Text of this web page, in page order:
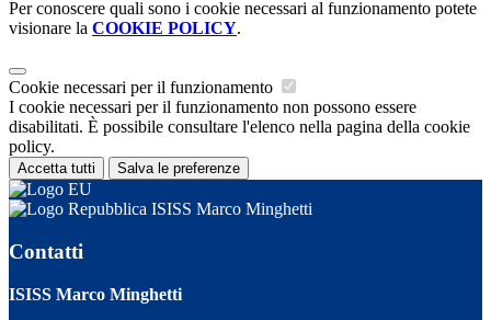
Per conoscere quali sono i cookie necessari al funzionamento potete
visionare la COOKIE POLICY.
Cookie necessari per il funzionamento
I cookie necessari per il funzionamento non possono essere
disabilitati. È possibile consultare l'elenco nella pagina della cookie
policy.
Accetta tutti Salva le preferenze
ISISS Marco Minghetti
Contatti
ISISS Marco Minghetti